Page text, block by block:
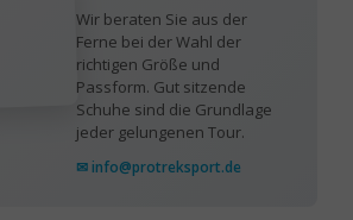
Wir beraten Sie aus der
Ferne bei der Wahl der
richtigen Größe und
Passform. Gut sitzende
Schuhe sind die Grundlage
jeder gelungenen Tour.
✉ info@protreksport.de